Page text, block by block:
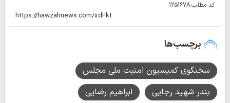
کد مطلب:1251678
برچسب‌ها
سخنگوی کمیسیون امنیت ملی مجلس
بندر شهید رجایی
ابراهیم رضایی